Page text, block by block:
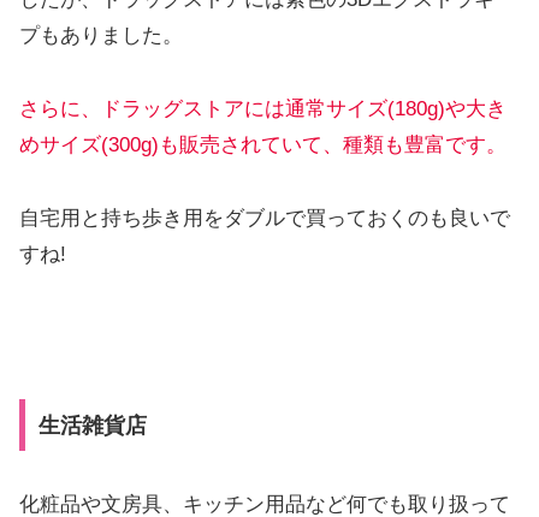
プもありました。
さらに、ドラッグストアには通常サイズ(180g)や大き
めサイズ(300g)も販売されていて、種類も豊富です。
自宅用と持ち歩き用をダブルで買っておくのも良いで
すね!
生活雑貨店
化粧品や文房具、キッチン用品など何でも取り扱って